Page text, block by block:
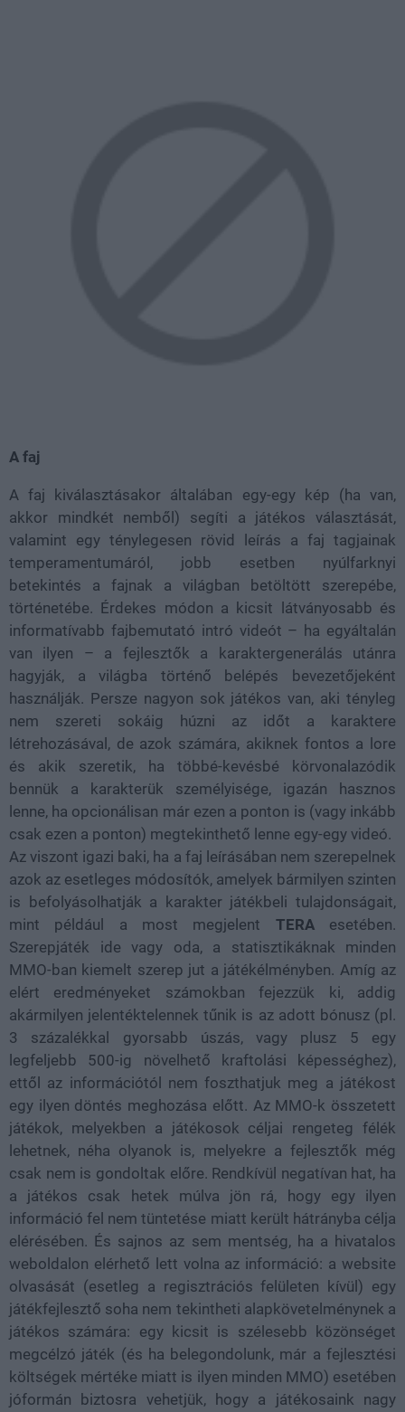
A faj
A faj kiválasztásakor általában egy-egy kép (ha van,
akkor mindkét nemből) segíti a játékos választását,
valamint egy ténylegesen rövid leírás a faj tagjainak
temperamentumáról, jobb esetben nyúlfarknyi
betekintés a fajnak a világban betöltött szerepébe,
történetébe. Érdekes módon a kicsit látványosabb és
informatívabb fajbemutató intró videót – ha egyáltalán
van ilyen – a fejlesztők a karaktergenerálás utánra
hagyják, a világba történő belépés bevezetőjeként
használják. Persze nagyon sok játékos van, aki tényleg
nem szereti sokáig húzni az időt a karaktere
létrehozásával, de azok számára, akiknek fontos a lore
és akik szeretik, ha többé-kevésbé körvonalazódik
bennük a karakterük személyisége, igazán hasznos
lenne, ha opcionálisan már ezen a ponton is (vagy inkább
csak ezen a ponton) megtekinthető lenne egy-egy videó.
Az viszont igazi baki, ha a faj leírásában nem szerepelnek
azok az esetleges módosítók, amelyek bármilyen szinten
is befolyásolhatják a karakter játékbeli tulajdonságait,
mint például a most megjelent TERAesetében.
Szerepjáték ide vagy oda, a statisztikáknak minden
MMO-ban kiemelt szerep jut a játékélményben. Amíg az
elért eredményeket számokban fejezzük ki, addig
akármilyen jelentéktelennek tűnik is az adott bónusz (pl.
3 százalékkal gyorsabb úszás, vagy plusz 5 egy
legfeljebb 500-ig növelhető kraftolási képességhez),
ettől az információtól nem foszthatjuk meg a játékost
egy ilyen döntés meghozása előtt. Az MMO-k összetett
játékok, melyekben a játékosok céljai rengeteg félék
lehetnek, néha olyanok is, melyekre a fejlesztők még
csak nem is gondoltak előre. Rendkívül negatívan hat, ha
a játékos csak hetek múlva jön rá, hogy egy ilyen
információ fel nem tüntetése miatt került hátrányba célja
elérésében. És sajnos az sem mentség, ha a hivatalos
weboldalon elérhető lett volna az információ: a website
olvasását (esetleg a regisztrációs felületen kívül) egy
játékfejlesztő soha nem tekintheti alapkövetelménynek a
játékos számára: egy kicsit is szélesebb közönséget
megcélzó játék (és ha belegondolunk, már a fejlesztési
költségek mértéke miatt is ilyen minden MMO) esetében
jóformán biztosra vehetjük, hogy a játékosaink nagy